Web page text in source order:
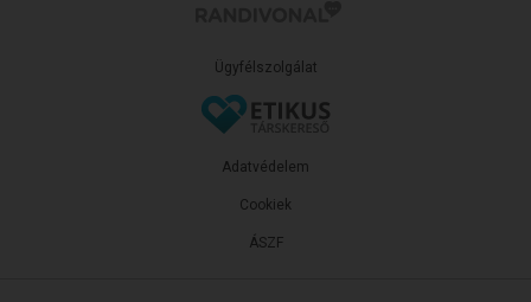
Ügyfélszolgálat
ÁSZF
Adatvédelem
Cookiek